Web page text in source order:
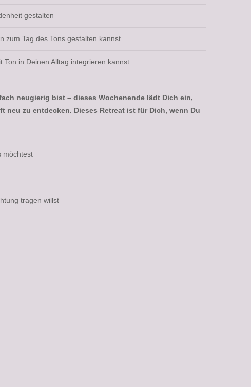
gestalten
zum Tag des Tons gestalten kannst
Alltag integrieren kannst.
neugierig bist – dieses Wochenende lädt Dich ein,
neu zu entdecken. Dieses Retreat ist für Dich, wenn Du
möchtest
tragen willst